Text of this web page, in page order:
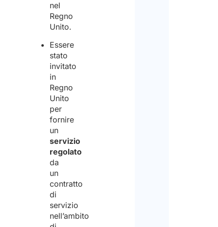
nel
Regno
Unito.
Essere
stato
invitato
in
Regno
Unito
per
fornire
un
servizio
regolato
da
un
contratto
di
servizio
nell’ambito